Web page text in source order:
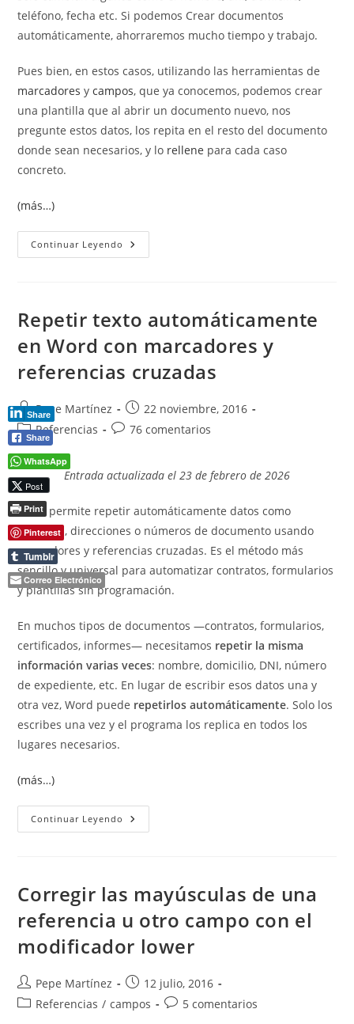
teléfono, fecha etc. Si podemos Crear documentos
automáticamente, ahorraremos mucho tiempo y trabajo.
Pues bien, en estos casos, utilizando las herramientas de
marcadores ycampos, que ya conocemos, podemos crear
una plantilla que al abrir un documento nuevo, nos
pregunte estos datos, los repita en el resto del documento
donde sean necesarios, y lo rellene para cada caso
concreto.
(más…)
Continuar Leyendo Crear
Documentos
Repetir texto automáticamente
en Word con marcadores y
referencias cruzadas
Autor
de
la
entrada:
Pepe Martínez
Publicación
de
22 noviembre, 2016
Categoría
de
la
entrada:
Referencias
Comentarios
entrada:
76 comentarios
Entrada actualizada el 23 de febrero de 2026
Word permite repetir automáticamente datos como
nombres, direcciones o números de documento usando
marcadores y referencias cruzadas. Es el método más
sencillo y universal para automatizar contratos, formularios
y plantillas sin programación.
En muchos tipos de documentos —contratos, formularios,
certificados, informes— necesitamos repetir la misma
información varias veces: nombre, domicilio, DNI, número
de expediente, etc. En lugar de escribir esos datos una y
otra vez, Word puede repetirlos automáticamente. Solo los
escribes una vez y el programa los replica en todos los
lugares necesarios.
(más…)
Continuar Leyendo Repetir
Texto
Marcadores
Y
Referencias
Cruzadas
Corregir las mayúsculas de una
referencia u otro campo con el
modificador lower
Autor
de
Pepe Martínez
Publicación
de
la
12 julio, 2016
Categoría
Referencias / campos
Comentarios
5 comentarios
Share
Share
WhatsApp
Post
Print
Pinterest
Tumblr
Correo Electrónico